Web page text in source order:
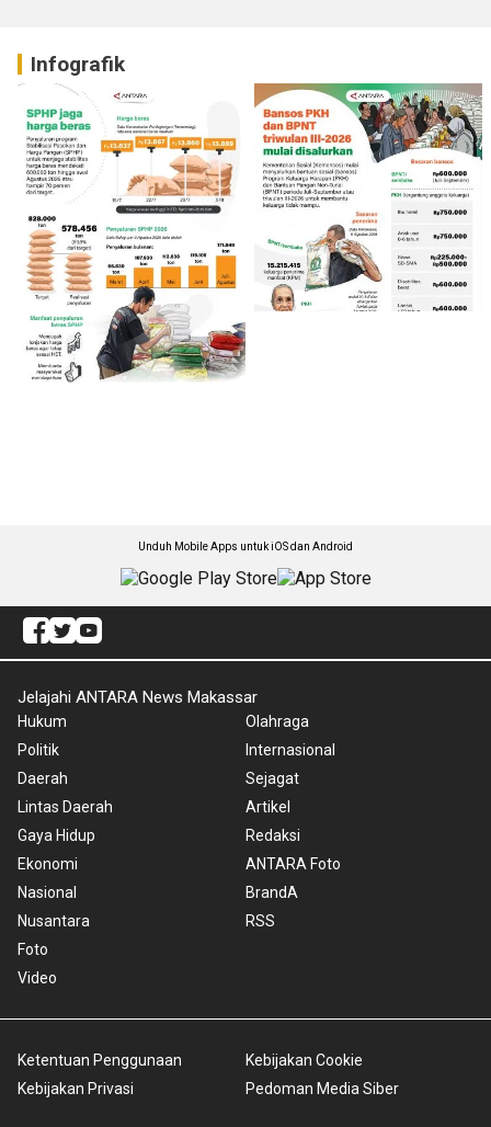
Infografik
Unduh Mobile Apps untuk iOS dan Android
Jelajahi ANTARA News Makassar
Hukum
Politik
Daerah
Lintas Daerah
Gaya Hidup
Ekonomi
Nasional
Nusantara
Foto
Video
Olahraga
Internasional
Sejagat
Artikel
Redaksi
ANTARA Foto
BrandA
RSS
Ketentuan Penggunaan
Kebijakan Privasi
Kebijakan Cookie
Pedoman Media Siber